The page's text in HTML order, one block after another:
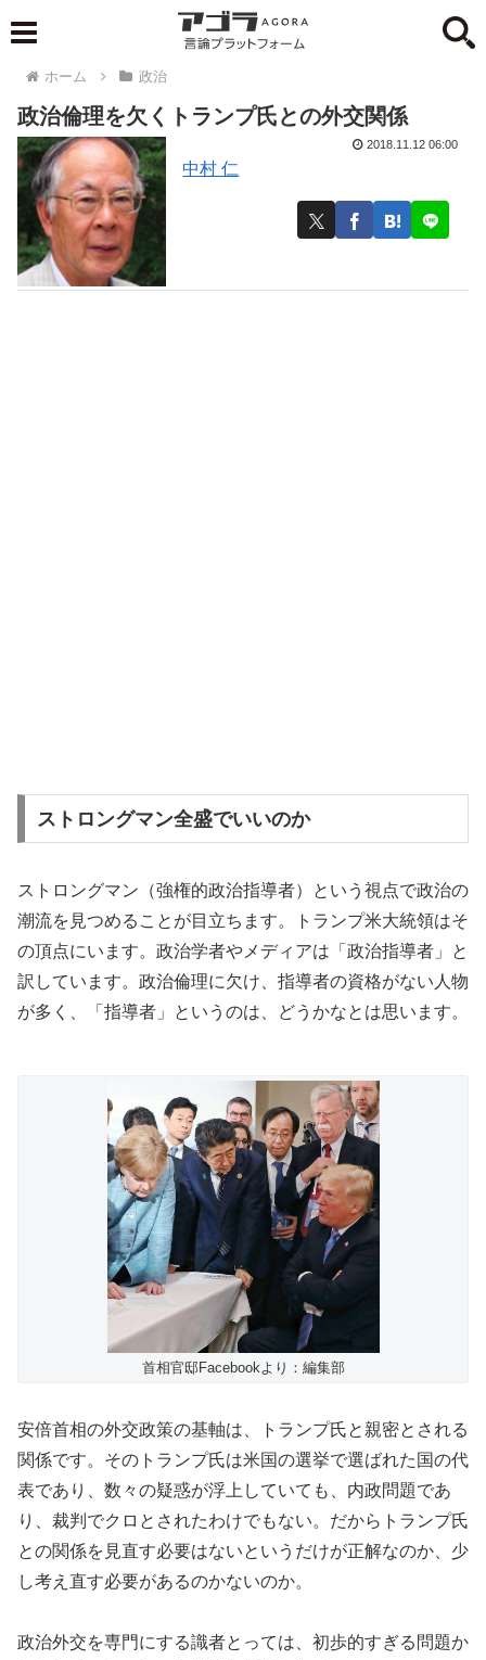
ホーム 政治
政治倫理を欠くトランプ氏との外交関係
中村 仁
2018.11.12 06:00
ストロングマン全盛でいいのか
ストロングマン（強権的政治指導者）という視点で政治の
潮流を見つめることが目立ちます。トランプ米大統領はそ
の頂点にいます。政治学者やメディアは「政治指導者」と
訳しています。政治倫理に欠け、指導者の資格がない人物
が多く、「指導者」というのは、どうかなとは思います。
首相官邸Facebookより：編集部
安倍首相の外交政策の基軸は、トランプ氏と親密とされる
関係です。そのトランプ氏は米国の選挙で選ばれた国の代
表であり、数々の疑惑が浮上していても、内政問題であ
り、裁判でクロとされたわけでもない。だからトランプ氏
との関係を見直す必要はないというだけが正解なのか、少
し考え直す必要があるのかないのか。
政治外交を専門にする識者とっては、初歩的すぎる問題か